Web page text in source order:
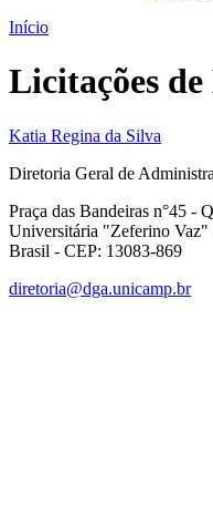
Início
Licitações
Katia Regina da Silva
Diretoria Geral de
Praça das Bandeiras n°45 -
Universitária "Zeferino Vaz"
Brasil - CEP: 13083-869
diretoria@dga.unicamp.br